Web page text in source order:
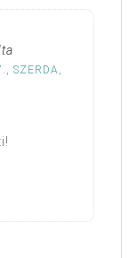
SZERDA,